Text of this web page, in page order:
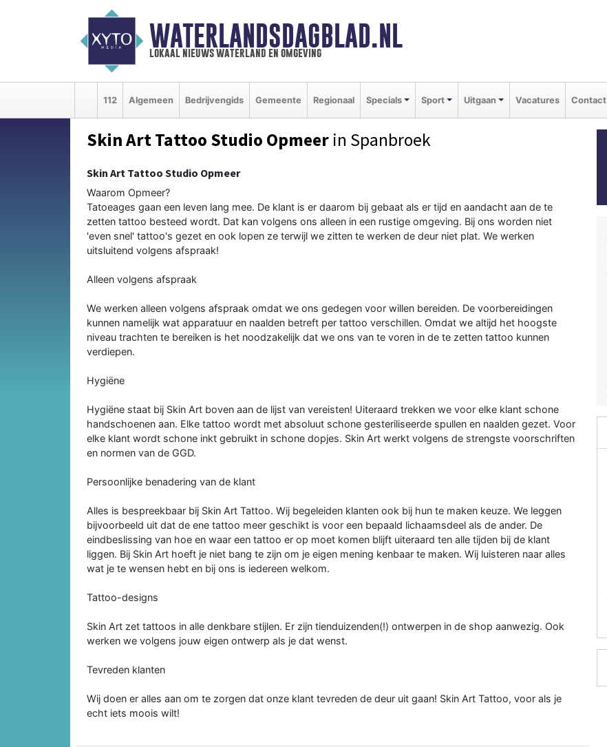
WATERLANDSDAGBLAD.NL
lokaal nieuws waterland en omgeving
112 Algemeen Bedrijvengids Gemeente Regionaal Specials Sport Uitgaan Vacatures Contact
Skin Art Tattoo Studio Opmeer in Spanbroek
Skin Art Tattoo Studio Opmeer
Waarom Opmeer?
Tatoeages gaan een leven lang mee. De klant is er daarom bij gebaat als er tijd en aandacht aan de te
zetten tattoo besteed wordt. Dat kan volgens ons alleen in een rustige omgeving. Bij ons worden niet
'even snel' tattoo's gezet en ook lopen ze terwijl we zitten te werken de deur niet plat. We werken
uitsluitend volgens afspraak!
Alleen volgens afspraak
We werken alleen volgens afspraak omdat we ons gedegen voor willen bereiden. De voorbereidingen
kunnen namelijk wat apparatuur en naalden betreft per tattoo verschillen. Omdat we altijd het hoogste
niveau trachten te bereiken is het noodzakelijk dat we ons van te voren in de te zetten tattoo kunnen
verdiepen.
Hygiëne
Hygiëne staat bij Skin Art boven aan de lijst van vereisten! Uiteraard trekken we voor elke klant schone
handschoenen aan. Elke tattoo wordt met absoluut schone gesteriliseerde spullen en naalden gezet. Voor
elke klant wordt schone inkt gebruikt in schone dopjes. Skin Art werkt volgens de strengste voorschriften
en normen van de GGD.
Persoonlijke benadering van de klant
Alles is bespreekbaar bij Skin Art Tattoo. Wij begeleiden klanten ook bij hun te maken keuze. We leggen
bijvoorbeeld uit dat de ene tattoo meer geschikt is voor een bepaald lichaamsdeel als de ander. De
eindbeslissing van hoe en waar een tattoo er op moet komen blijft uiteraard ten alle tijden bij de klant
liggen. Bij Skin Art hoeft je niet bang te zijn om je eigen mening kenbaar te maken. Wij luisteren naar alles
wat je te wensen hebt en bij ons is iedereen welkom.
Tattoo-designs
Skin Art zet tattoos in alle denkbare stijlen. Er zijn tienduizenden(!) ontwerpen in de shop aanwezig. Ook
werken we volgens jouw eigen ontwerp als je dat wenst.
Tevreden klanten
Wij doen er alles aan om te zorgen dat onze klant tevreden de deur uit gaan! Skin Art Tattoo, voor als je
echt iets moois wilt!